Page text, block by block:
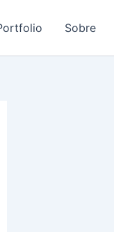
Sobre